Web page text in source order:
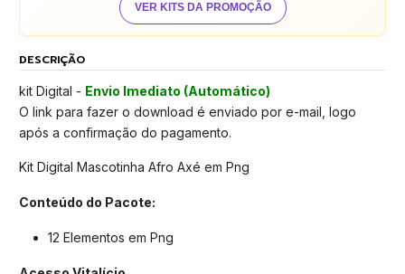
VER KITS DA PROMOÇÃO
DESCRIÇÃO
kit Digital - Envio Imediato (Automático)
O link para fazer o download é enviado por e-mail, logo
após a confirmação do pagamento.
Kit Digital Mascotinha Afro Axé em Png
Conteúdo do Pacote:
12 Elementos em Png